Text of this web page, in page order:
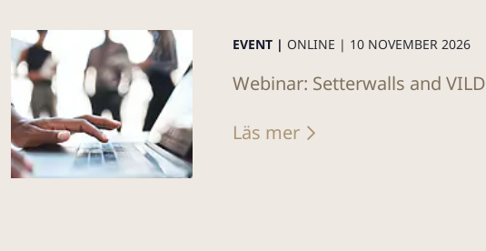
EVENT | ONLINE | 10 NOVEMBER 2026
Webinar: Setterwalls and
Läs mer